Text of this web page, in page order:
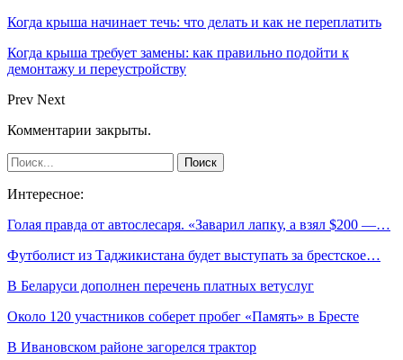
Когда крыша начинает течь: что делать и как не переплатить
Когда крыша требует замены: как правильно подойти к
демонтажу и переустройству
Prev Next
Комментарии закрыты.
Интересное:
Голая правда от автослесаря. «Заварил лапку, а взял $200 —…
Футболист из Таджикистана будет выступать за брестское…
В Беларуси дополнен перечень платных ветуслуг
Около 120 участников соберет пробег «Память» в Бресте
В Ивановском районе загорелся трактор